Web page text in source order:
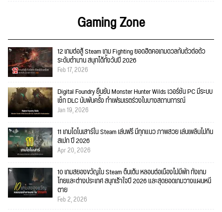
Gaming Zone
12 เกมต่อสู้ Steam เกม Fighting ยอดฮิตคอเกมดวลกันตัวต่อตัว
ระดับตำนาน สนุกได้ทั้งวันปี 2026
Feb 17, 2026
Digital Foundry ยืนยัน Monster Hunter Wilds เวอร์ชัน PC มีระบบ
เช็ก DLC นับพันครั้ง ทำเฟรมเรตร่วงในบางสถานการณ์
Jan 19, 2026
11 เกมไดโนเสาร์ใน Steam เล่นฟรี มีทุกแนว ภาพสวย เล่นเพลินไม่กิน
สเปก ปี 2026
Apr 20, 2026
10 เกมสยองขวัญใน Steam ตื่นเต้น หลอนต่อเนื่องไม่มีพัก ทั้งเกม
ไทยและต่างประเทศ สนุกเร้าใจปี 2026 และสุดยอดเกมวางแผนหนี
ตาย
Feb 2, 2026